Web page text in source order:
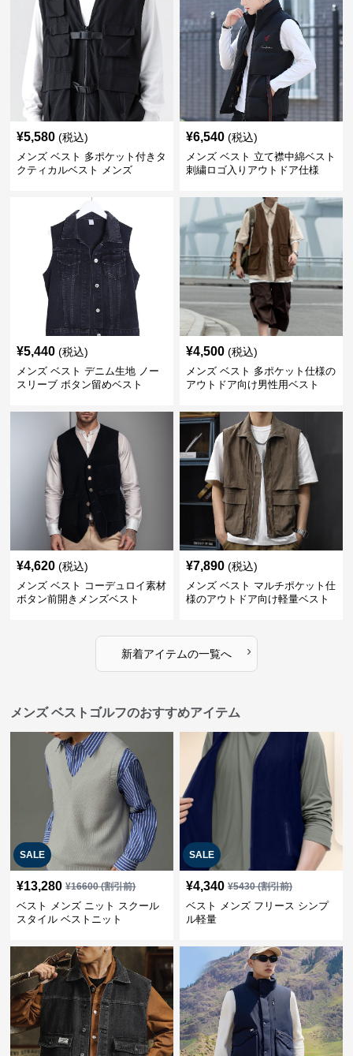
¥5,580 (税込)
メンズ ベスト 多ポケット付きタ
クティカルベスト メンズ
¥6,540 (税込)
メンズ ベスト 立て襟中綿ベスト
刺繍ロゴ入りアウトドア仕様
¥5,440 (税込)
メンズ ベスト デニム生地 ノー
スリーブ ボタン留めベスト
¥4,500 (税込)
メンズ ベスト 多ポケット仕様の
アウトドア向け男性用ベスト
¥4,620 (税込)
メンズ ベスト コーデュロイ素材
ボタン前開きメンズベスト
¥7,890 (税込)
メンズ ベスト マルチポケット仕
様のアウトドア向け軽量ベスト
新着アイテムの一覧へ ›
メンズ ベストゴルフのおすすめアイテム
SALE
¥13,280 ¥16600(割引前)
ベスト メンズ ニット スクール
スタイル ベストニット
SALE
¥4,340 ¥5430(割引前)
ベスト メンズ フリース シンプ
ル軽量